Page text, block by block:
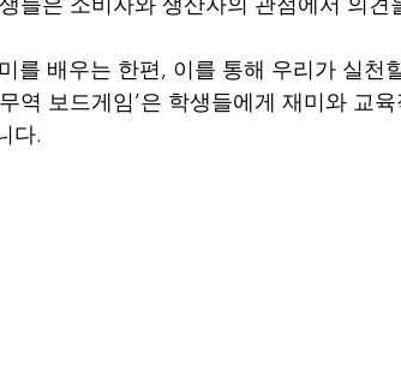
를 배우는 한편, 이를 통해 우리가 실천
역 보드게임’은 학생들에게 재미와 교육
다.